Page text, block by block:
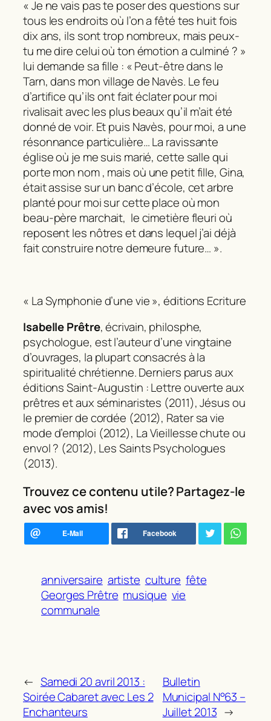
« Je ne vais pas te poser des questions sur
tous les endroits où l’on a fêté tes huit fois
dix ans, ils sont trop nombreux, mais peux-
tu me dire celui où ton émotion a culminé ? »
lui demande sa fille : « Peut-être dans le
Tarn, dans mon village de Navès. Le feu
d’artifice qu’ils ont fait éclater pour moi
rivalisait avec les plus beaux qu’il m’ait été
donné de voir. Et puis Navès, pour moi, a une
résonnance particulière… La ravissante
église où je me suis marié, cette salle qui
porte mon nom , mais où une petit fille, Gina,
était assise sur un banc d’école, cet arbre
planté pour moi sur cette place où mon
beau-père marchait, le cimetière fleuri où
reposent les nôtres et dans lequel j’ai déjà
fait construire notre demeure future… ».
« La Symphonie d’une vie », éditions Ecriture
Isabelle Prêtre, écrivain, philosphe,
psychologue, est l’auteur d’une vingtaine
d’ouvrages, la plupart consacrés à la
spiritualité chrétienne. Derniers parus aux
éditions Saint-Augustin :Lettre ouverte aux
prêtres et aux séminaristes (2011),Jésus ou
le premier de cordée (2012), Rater sa vie
mode d’emploi (2012), La Vieillesse chute ou
envol ? (2012), Les Saints Psychologues
(2013).
Trouvez ce contenu utile? Partagez-le
avec vos amis!
anniversaire artiste culture fête
Georges Prêtre musique vie
communale
← Samedi 20 avril 2013 :
Soirée Cabaret avec Les 2
Enchanteurs
Bulletin
Municipal N°63 –
Juillet 2013 →